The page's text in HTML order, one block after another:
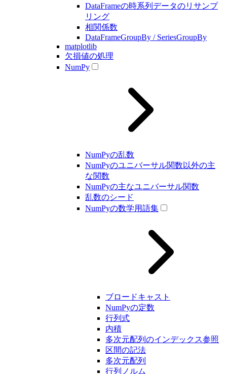
DataFrameの時系列データのリサンプ
リング
相関係数
DataFrameGroupBy / SeriesGroupBy
matplotlib
欠損値の処理
NumPy
NumPyの乱数
NumPyのユニバーサル関数以外の主
な関数
NumPyの主なユニバーサル関数
乱数のシード
NumPyの数学用語集
ブロードキャスト
NumPyの定数
行列式
内積
多次元配列のインデックス参照
区間の記法
多次元配列
行列ノルム